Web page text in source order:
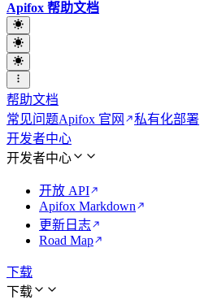
Apifox 帮助文档
帮助文档
常见问题Apifox 官网
私有化部署
开发者中心
开发者中心
开放 API
Apifox Markdown
更新日志
Road Map
下载
下载